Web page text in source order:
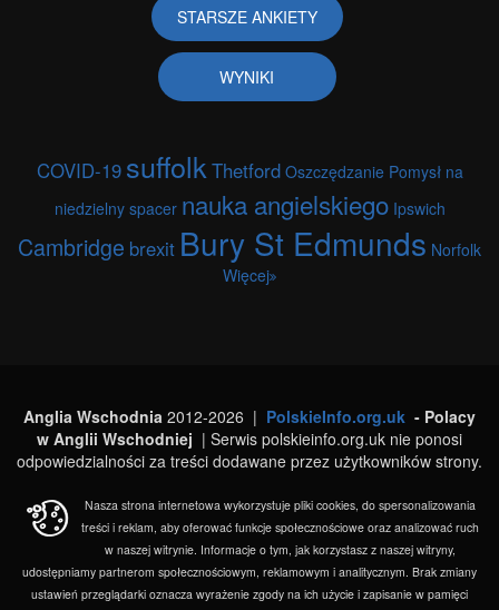
STARSZE ANKIETY
WYNIKI
COVID-19 suffolk Thetford Oszczędzanie Pomysł na
niedzielny spacer nauka angielskiego Ipswich
Cambridge brexit Bury St Edmunds Norfolk
Więcej
Anglia Wschodnia 2012-2026 | PolskieInfo.org.uk - Polacy
w Anglii Wschodniej | Serwis polskieinfo.org.uk nie ponosi
odpowiedzialności za treści dodawane przez użytkowników strony.
Nasza strona internetowa wykorzystuje pliki cookies, do spersonalizowania
treści i reklam, aby oferować funkcje społecznościowe oraz analizować ruch
w naszej witrynie. Informacje o tym, jak korzystasz z naszej witryny,
udostępniamy partnerom społecznościowym, reklamowym i analitycznym. Brak zmiany
ustawień przeglądarki oznacza wyrażenie zgody na ich użycie i zapisanie w pamięci